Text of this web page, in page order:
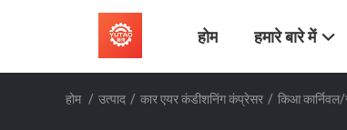
होम हमारे बारे में
होम / उत्पाद / कार एयर कंडीशनिंग कंप्रेसर / किआ